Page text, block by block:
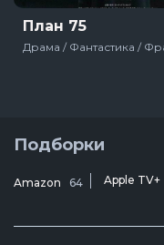
План 75
Подборки
Amazon 64 Apple TV+